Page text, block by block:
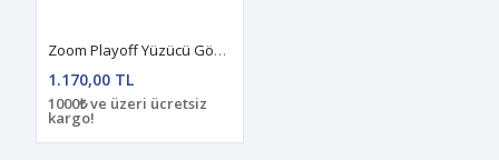
Zoom Playoff Yüzücü Gözlüğü Sarı-Mavi
1.170,00 TL
1000₺ ve üzeri ücretsiz
kargo!